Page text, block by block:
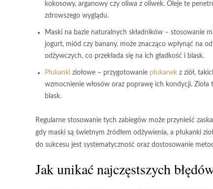
kokosowy, arganowy czy oliwa z oliwek. Oleje te
zdrowszego wyglądu.
Maski na bazie naturalnych składników – stosowanie
jogurt, miód czy banany, może znacząco wpłynąć na
odżywczych, co przekłada się na ich gładkość i blask.
Płukanki ziołowe – przygotowanie płukanek z ziół,
wzmocnienie włosów oraz poprawę ich kondycji.
blask.
Regularne stosowanie tych zabiegów może przynieść
gdy maski są świetnym źródłem odżywienia, a płukanki
do sukcesu jest systematyczność oraz dostosowanie
Jak unikać najczęstszych